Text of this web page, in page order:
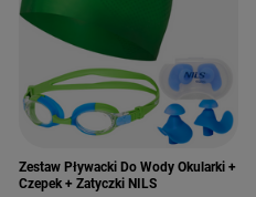
Zestaw Pływacki Do Wody Okularki +
Czepek + Zatyczki NILS